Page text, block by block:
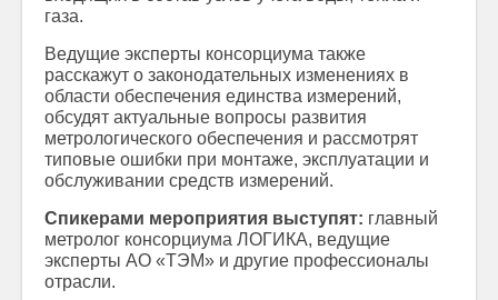
газа.
Ведущие эксперты консорциума также
расскажут о законодательных изменениях в
области обеспечения единства измерений,
обсудят актуальные вопросы развития
метрологического обеспечения и рассмотрят
типовые ошибки при монтаже, эксплуатации и
обслуживании средств измерений.
Спикерами мероприятия выступят: главный
метролог консорциума ЛОГИКА, ведущие
эксперты АО «ТЭМ» и другие профессионалы
отрасли.